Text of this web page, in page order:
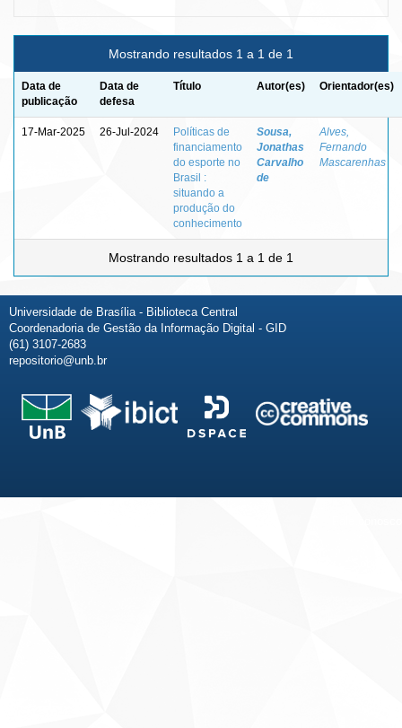
Mostrando resultados 1 a 1 de 1
Data de
publicação
Data de
defesa
Título Autor(es) Orientador(es)
17-Mar-2025 26-Jul-2024
Políticas de
financiamento
do esporte no
Brasil :
situando a
produção do
conhecimento
Sousa,
Jonathas
Carvalho
de
Alves,
Fernando
Mascarenhas
Mostrando resultados 1 a 1 de 1
Universidade de Brasília - Biblioteca Central
Coordenadoria de Gestão da Informação Digital - GID
(61) 3107-2683
repositorio@unb.br